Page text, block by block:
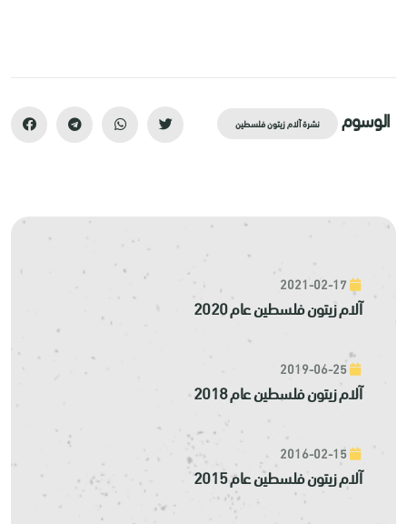
الوسوم نشرة آلام زيتون فلسطين
آلام زيتون فلسطين عام 2020
آلام زيتون فلسطين عام 2018
آلام زيتون فلسطين عام 2015